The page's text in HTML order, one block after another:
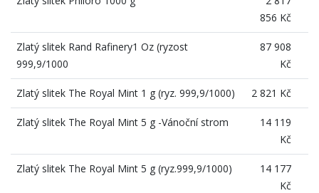
856 Kč
Zlatý slitek Rand Rafinery1 Oz (ryzost
999,9/1000
87 908
Kč
Zlatý slitek The Royal Mint 1 g (ryz. 999,9/1000) 2 821 Kč
Zlatý slitek The Royal Mint 5 g -Vánoční strom
14 119
Kč
Zlatý slitek The Royal Mint 5 g (ryz.999,9/1000)
14 177
Kč